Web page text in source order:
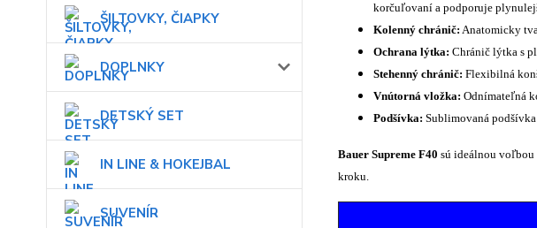
ŠILTOVKY, ČIAPKY
DOPLNKY
DETSKÝ SET
IN LINE & HOKEJBAL
SUVENÍR
korčuľovaní a podporuje
Kolenný chránič: Anatomicky
Ochrana lýtka: Chránič lýtka s
Stehenný chránič: Flexibilná
Vnútorná vložka: Odnímateľná
Podšívka: Sublimovaná podšívka
Bauer Supreme F40 sú ideálnou
kroku.